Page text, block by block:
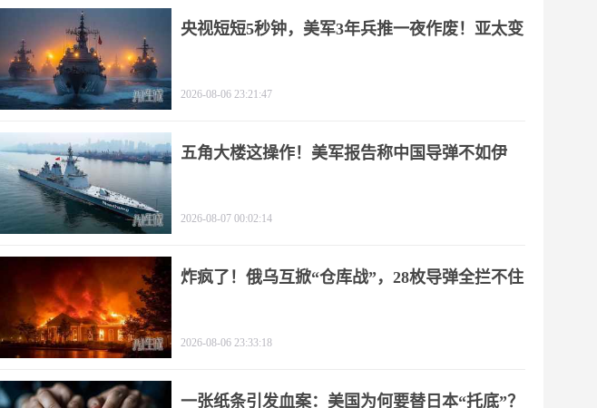
央视短短5秒钟，美军3年兵推一夜作废！亚太变
2026-08-06 23:21:47
五角大楼这操作！美军报告称中国导弹不如伊
2026-08-07 00:02:14
炸疯了！俄乌互掀“仓库战”，28枚导弹全拦不住
2026-08-06 23:33:18
一张纸条引发血案：美国为何要替日本“托底”？